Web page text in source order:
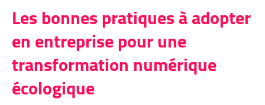
Les bonnes pratiques à adopter
en entreprise pour une
transformation numérique
écologique